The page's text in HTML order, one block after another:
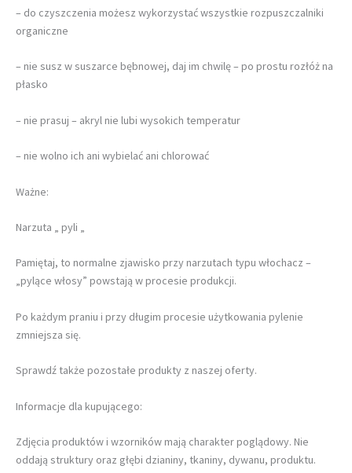
– do czyszczenia możesz wykorzystać wszystkie rozpuszczalniki
organiczne
– nie susz w suszarce bębnowej, daj im chwilę – po prostu rozłóż na
płasko
– nie prasuj – akryl nie lubi wysokich temperatur
– nie wolno ich ani wybielać ani chlorować
Ważne:
Narzuta „ pyli „
Pamiętaj, to normalne zjawisko przy narzutach typu włochacz –
„pylące włosy” powstają w procesie produkcji.
Po każdym praniu i przy długim procesie użytkowania pylenie
zmniejsza się.
Sprawdź także pozostałe produkty z naszej oferty.
Informacje dla kupującego:
Zdjęcia produktów i wzorników mają charakter poglądowy. Nie
oddają struktury oraz głębi dzianiny, tkaniny, dywanu, produktu.